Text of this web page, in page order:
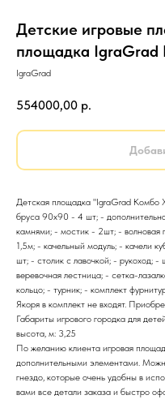
Детские игровые
площадка IgraGrad
IgraGrad
554000,00 р.
Детская площадка "IgraGrad Комбо
бруса 90х90 - 4 шт; -
камнями; - мостик - 2шт; -
1,5м; - качельный модуль; - качели
шт; - столик с лавочкой; - рукоход;
веревочная лестница; - сетка-
кольцо; - турник; - комплект
Якоря в комплект не входят.
Габариты игрового городка для
высота, м: 3,25
По желанию клиента игровая
дополнительными элементами.
гнездо, которые очень удобны в
вами все детали заказа и быстро